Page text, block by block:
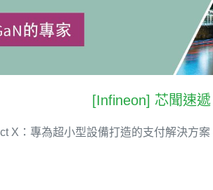
[Infineon] 芯聞速
X：專為超小型設備打造的支付解決方案